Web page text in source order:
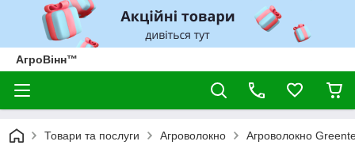
АгроВінн™
Товари та послуги Агроволокно Агроволокно